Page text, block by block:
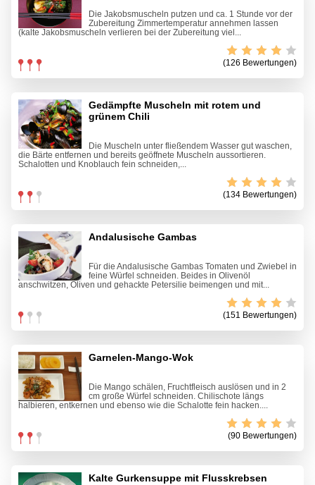
Die Jakobsmuscheln putzen und ca. 1 Stunde vor der
Zubereitung Zimmertemperatur annehmen lassen
(kalte Jakobsmuscheln verlieren bei der Zubereitung viel...
(126 Bewertungen)
Gedämpfte Muscheln mit rotem und
grünem Chili
Die Muscheln unter fließendem Wasser gut waschen,
die Bärte entfernen und bereits geöffnete Muscheln aussortieren.
Schalotten und Knoblauch fein schneiden,...
(134 Bewertungen)
Andalusische Gambas
Für die Andalusische Gambas Tomaten und Zwiebel in
feine Würfel schneiden. Beides in Olivenöl
anschwitzen, Oliven und gehackte Petersilie beimengen und mit...
(151 Bewertungen)
Garnelen-Mango-Wok
Die Mango schälen, Fruchtfleisch auslösen und in 2
cm große Würfel schneiden. Chilischote längs
halbieren, entkernen und ebenso wie die Schalotte fein hacken....
(90 Bewertungen)
Kalte Gurkensuppe mit Flusskrebsen